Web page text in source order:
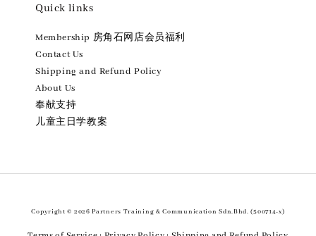
Quick links
Membership 房角石网店会员福利
Contact Us
Shipping and Refund Policy
About Us
奉献支持
儿童主日学教案
Copyright © 2026 Partners Training & Communication Sdn.Bhd. (500714-x)